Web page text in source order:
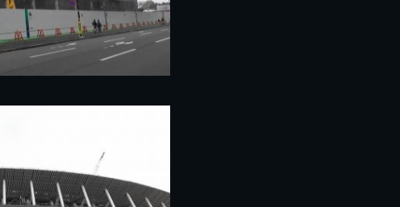
生実校舎初期の実習
200601雪景色
2008.08 生実校舎